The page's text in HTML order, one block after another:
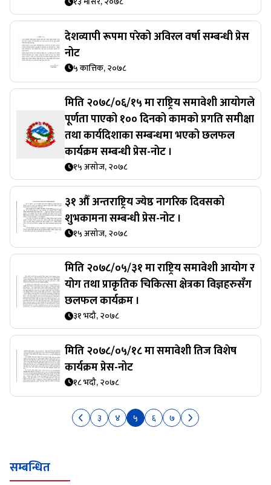
देशव्यापी रूपमा परेको अविरल वर्षा सम्बन्धी प्रेस
नोट
५ कात्तिक, २०७८
मिति २०७८/०६/१५ मा राष्ट्रिय समावेशी आयोगले
पूर्णता पाएको १०० दिनको कामको प्रगति समीक्षा
तथा कार्यदिशाका सम्बन्धमा भएको छलफल
कार्यक्रम सम्बन्धी प्रेस-नोट ।
१५ असोज, २०७८
३१ औँ अन्तराष्ट्रिय ज्येष्ठ नागरिक दिवसको
शुभकामना सम्बन्धी प्रेस-नोट ।
१५ असोज, २०७८
मिति २०७८/०५/३१ मा राष्ट्रिय समावेशी आयोग र
योग तथा प्राकृतिक चिकित्सा क्षेत्रका विज्ञहरुसँग
छलफल कार्यक्रम ।
३१ भदौ, २०७८
मिति २०७८/०५/१८ मा समावेशी तिज विशेष
कार्यक्रम प्रेस-नोट
१८ भदौ, २०७८
३ ४ ५ ६ ७
सम्बन्धित